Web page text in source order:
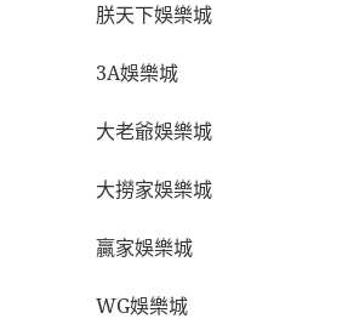
朕天下娛樂城
3A娛樂城
大老爺娛樂城
大撈家娛樂城
贏家娛樂城
WG娛樂城